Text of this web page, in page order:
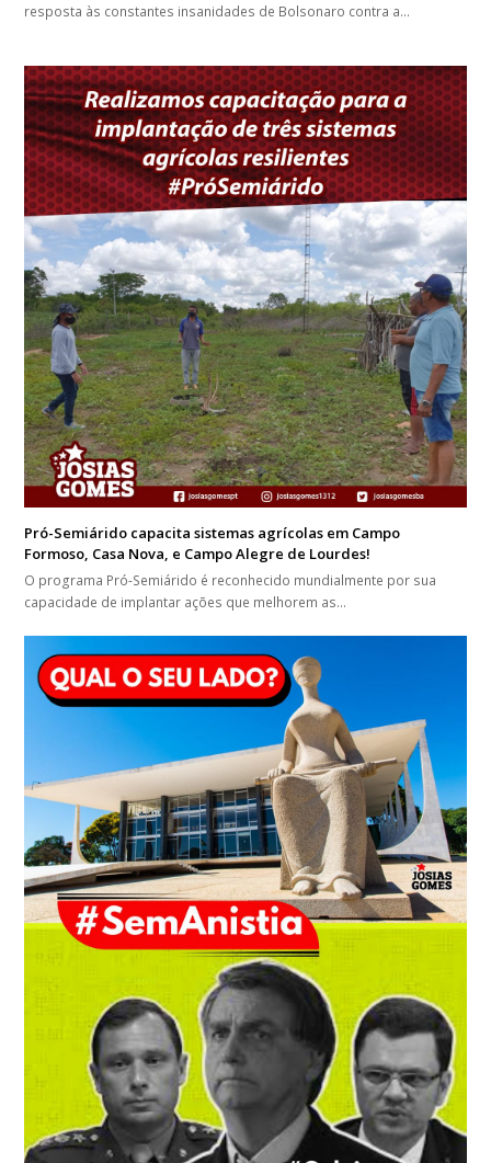
resposta às constantes insanidades de Bolsonaro contra a…
Pró-Semiárido capacita sistemas agrícolas em Campo
Formoso, Casa Nova, e Campo Alegre de Lourdes!
O programa Pró-Semiárido é reconhecido mundialmente por sua
capacidade de implantar ações que melhorem as…